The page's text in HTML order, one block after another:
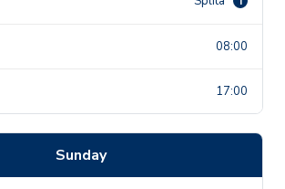
08:00
17:00
Sunday